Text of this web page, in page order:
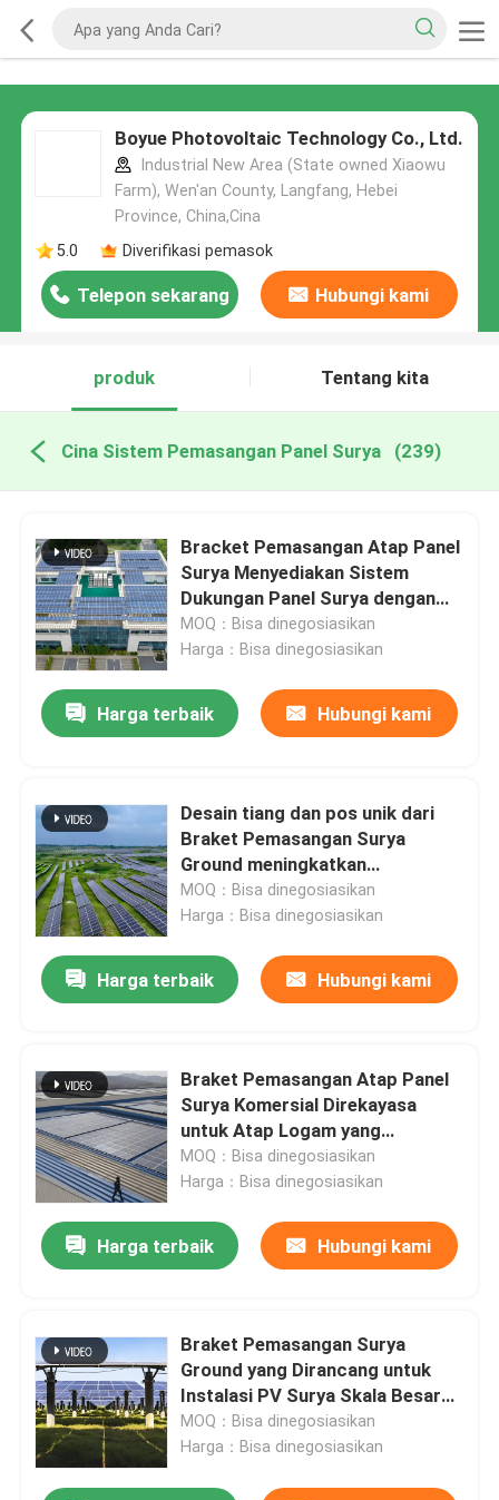
Boyue Photovoltaic Technology Co., Ltd.
Industrial New Area (State owned Xiaowu
Farm), Wen'an County, Langfang, Hebei
Province, China,Cina
5.0
Diverifikasi pemasok
Telepon sekarang Hubungi kami
produk Tentang kita
Cina Sistem Pemasangan Panel Surya (239)
Bracket Pemasangan Atap Panel
Surya Menyediakan Sistem
Dukungan Panel Surya dengan
Penetrasi Atap Minimal dan
Proses Instalasi Cepat
MOQ：Bisa dinegosiasikan
Harga：Bisa dinegosiasikan
Harga terbaik Hubungi kami
Desain tiang dan pos unik dari
Braket Pemasangan Surya
Ground meningkatkan
kemampuan beradaptasi dengan
tanah dan memperkuat stabilitas
MOQ：Bisa dinegosiasikan
Harga：Bisa dinegosiasikan
Harga terbaik Hubungi kami
Braket Pemasangan Atap Panel
Surya Komersial Direkayasa
untuk Atap Logam yang
Menawarkan Pemasangan Aman
dan Umur Panjang
MOQ：Bisa dinegosiasikan
Harga：Bisa dinegosiasikan
Harga terbaik Hubungi kami
Braket Pemasangan Surya
Ground yang Dirancang untuk
Instalasi PV Surya Skala Besar
dengan Perakitan dan
Penyesuaian di Lokasi yang
MOQ：Bisa dinegosiasikan
Harga：Bisa dinegosiasikan